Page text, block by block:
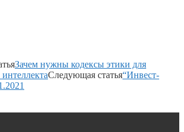
Зачем нужны кодексы этики для
Следующая статья“Инвест-